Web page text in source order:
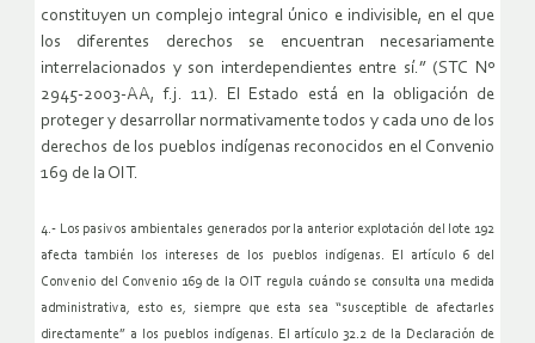
constituyen un complejo integral único e indivisible, en el que
los diferentes derechos se encuentran necesariamente
interrelacionados y son interdependientes entre sí.” (STC Nº
2945-2003-AA, f.j. 11). El Estado está en la obligación de
proteger y desarrollar normativamente todos y cada uno de los
derechos de los pueblos indígenas reconocidos en el Convenio
169 de la OIT.
4.- Los pasivos ambientales generados por la anterior explotación del lote 192
afecta también los intereses de los pueblos indígenas. El artículo 6 del
Convenio del Convenio 169 de la OIT regula cuándo se consulta una medida
administrativa, esto es, siempre que esta sea “susceptible de afectarles
directamente” a los pueblos indígenas. El artículo 32.2 de la Declaración de